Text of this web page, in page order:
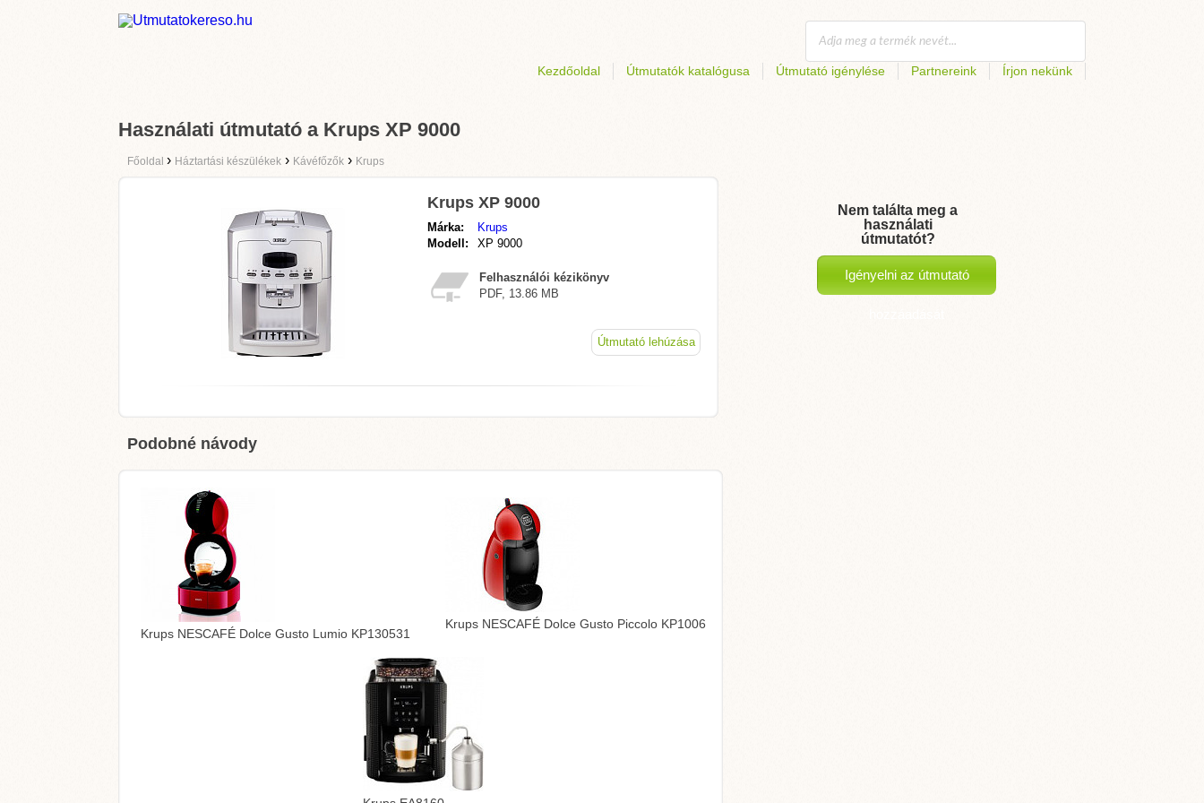
Kezdőoldal Útmutatók katalógusa Útmutató igénylése Partnereink Írjon nekünk
Használati útmutató a Krups XP 9000
Főoldal › Háztartási készülékek › Kávéfőzők › Krups
Krups XP 9000
Márka:
Krups
Modell:
XP 9000
Felhasználói kézikönyv
PDF, 13.86 MB
Útmutató lehúzása
Podobné návody
Krups NESCAFÉ Dolce Gusto Lumio KP130531
Krups NESCAFÉ Dolce Gusto Piccolo KP1006
Nem találta meg a
használati
útmutatót?
Igényelni az útmutató